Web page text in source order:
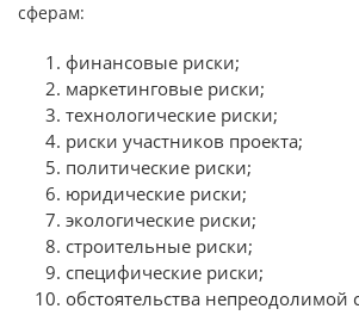
сферам:
финансовые риски;
маркетинговые риски;
технологические риски;
риски участников проекта;
политические риски;
юридические риски;
экологические риски;
строительные риски;
специфические риски;
обстоятельства